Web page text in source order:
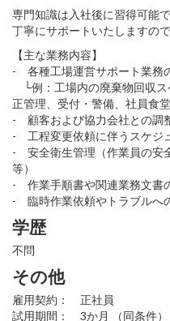
専門知識は入社後に習得可能で
丁寧にサポートいたしますの
【主な業務内容】
- 各種工場運営サポート業務
└例：工場内の廃棄物回収ス
正管理、受付・警備、社員食
- 顧客および協力会社との調
- 工程変更依頼に伴うスケジ
- 安全衛生管理（作業員の安
等）
- 作業手順書や関連業務文書
- 臨時作業依頼やトラブルへ
学歴
不問
その他
雇用契約： 正社員
試用期間： 3か月 （同条件）